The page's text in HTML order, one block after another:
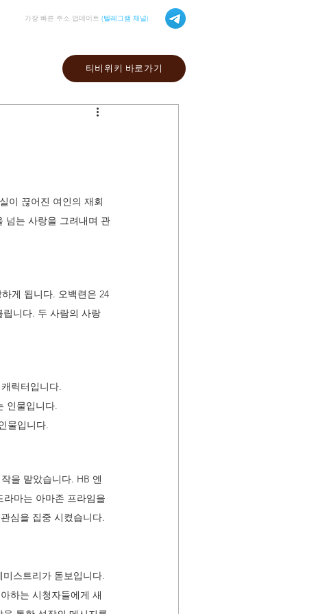
가장 빠른 주소 업데이트 (텔레그램 채널)
티비위키 바로가기
이 끊어진 여인의 재회
넘는 사랑을 그려내며 관
게 됩니다. 오백련은 24
립니다. 두 사람의 사랑
릭터입니다.
인물입니다.
물입니다.
을 맡았습니다. HB 엔
마는 아마존 프라임을
심을 집중 시켰습니다.
스트리가 돋보입니다.
하는 시청자들에게 새